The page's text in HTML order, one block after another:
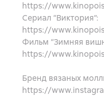
https://
Сериал “Виктория”:
https://
Фильм “Зимняя
https://
Бренд вязаных
https://